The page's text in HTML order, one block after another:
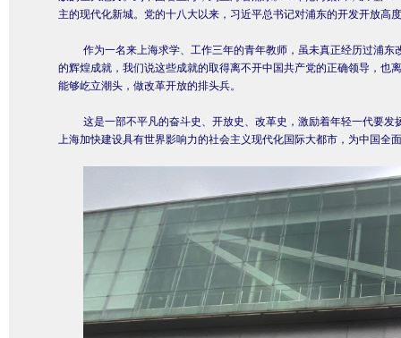
主的现代化新城。党的十八大以来，习近平总书记对浦东的开发开放
作为一名来上海求学、工作三年的青年教师，虽未真正经历过浦东
的辉煌成就，我们说这些成就的取得离不开中国共产党的正确领导，
能够屹立潮头，做改革开放的排头兵。
这是一部不平凡的奋斗史、开放史、改革史，激励着年轻一代要
上海加快建设具有世界影响力的社会主义现代化国际大都市，为中国全